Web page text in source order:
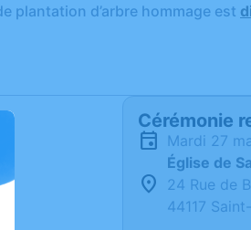
plantation d’arbre hommage est
Cérémonie
mardi 27
Église de
24 Rue de
44117